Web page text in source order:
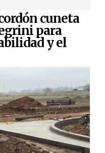
cuneta
para
y el